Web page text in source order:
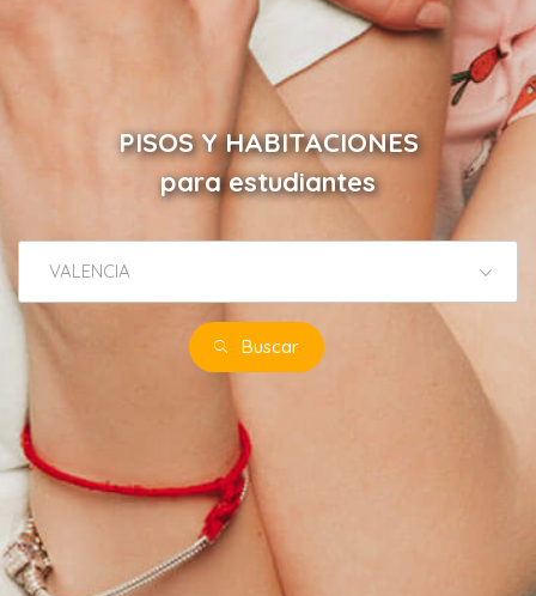
PISOS Y HABITACIONES
para estudiantes
VALENCIA
Buscar